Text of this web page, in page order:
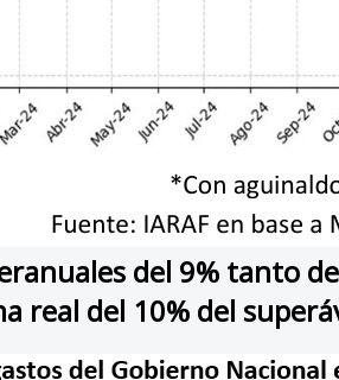
del 9% tanto
real del 10% del